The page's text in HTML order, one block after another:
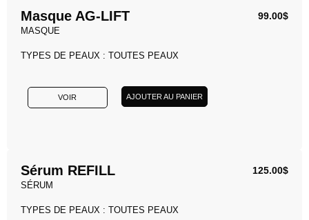
Masque AG-LIFT 99.00$
MASQUE
TYPES DE PEAUX : TOUTES PEAUX
VOIR AJOUTER AU PANIER
Sérum REFILL 125.00$
SÉRUM
TYPES DE PEAUX : TOUTES PEAUX